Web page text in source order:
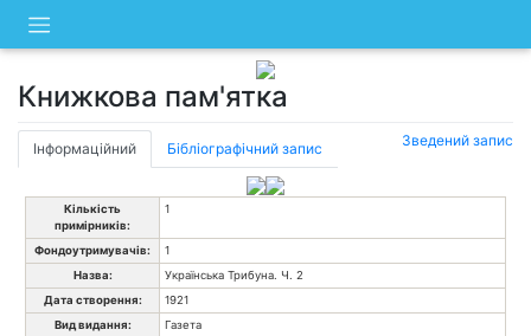
content
Книжкова пам'ятка
Інформаційний Бібліографічний запис Зведений запис
Кількість
примірників:
1
Фондоутримувачів:
1
Назва:
Українська Трибуна. Ч. 2
Дата створення:
1921
Вид видання:
Газета